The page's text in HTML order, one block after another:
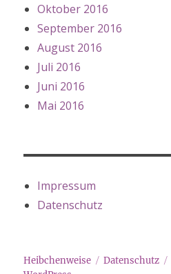
Oktober 2016
September 2016
August 2016
Juli 2016
Juni 2016
Mai 2016
Impressum
Datenschutz
Heibchenweise Datenschutz